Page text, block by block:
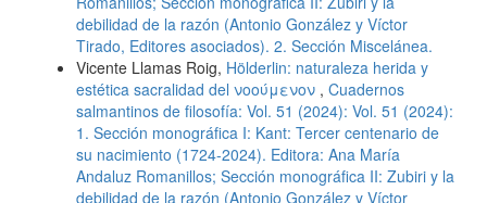
debilidad de la razón (Antonio González y Víctor
Tirado, Editores asociados). 2. Sección Miscelánea.
Vicente Llamas Roig, Hölderlin: naturaleza herida y
estética sacralidad del νοούμενoν , Cuadernos
salmantinos de filosofía: Vol. 51 (2024): Vol. 51 (2024):
1. Sección monográfica I: Kant: Tercer centenario de
su nacimiento (1724-2024). Editora: Ana María
Andaluz Romanillos; Sección monográfica II: Zubiri y la
debilidad de la razón (Antonio González y Víctor